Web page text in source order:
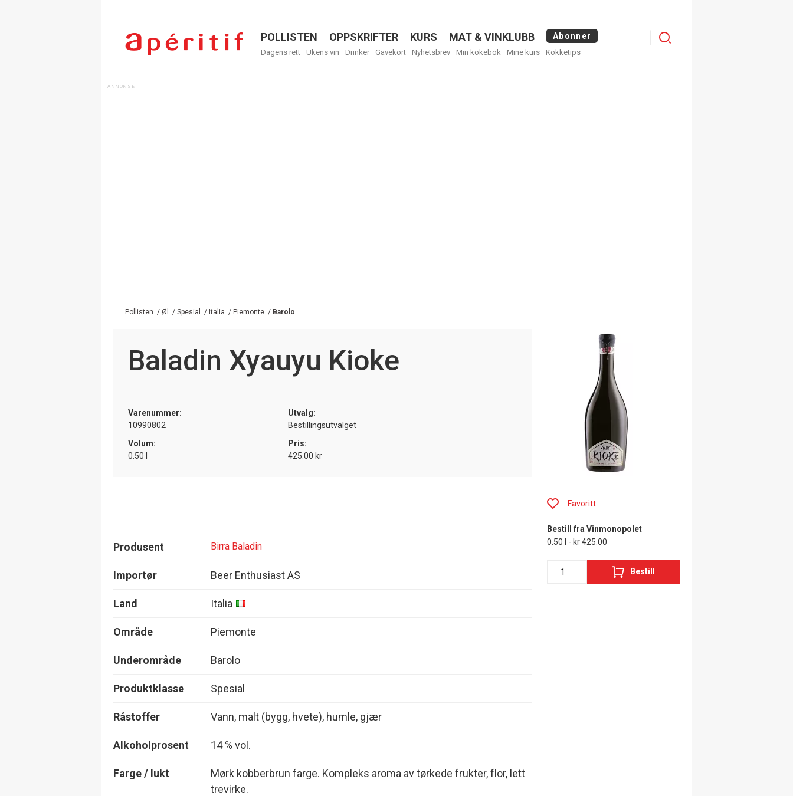
Menu
POLLISTEN OPPSKRIFTER KURS MAT & VINKLUBB Abonner
Dagens rett Ukens vin Drinker Gavekort Nyhetsbrev Min kokebok Mine kurs Kokketips
Menu
Pollisten / Øl / Spesial / Italia / Piemonte / Barolo
Baladin Xyauyu Kioke
Varenummer:
10990802
Utvalg:
Bestillingsutvalget
Volum:
0.50 l
Pris:
425.00 kr
Produsent Birra Baladin
Importør Beer Enthusiast AS
Land Italia
Område Piemonte
Underområde Barolo
Produktklasse Spesial
Råstoffer Vann, malt (bygg, hvete), humle, gjær
Alkoholprosent 14 % vol.
Farge / lukt
Mørk kobberbrun farge. Kompleks aroma av tørkede frukter, flor, lett
trevirke.
Favoritt
Bestill fra Vinmonopolet
0.50 l - kr 425.00
Bestill